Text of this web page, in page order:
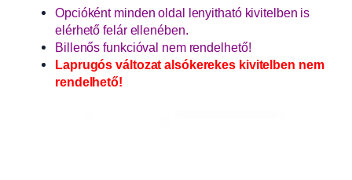
Opcióként minden oldal lenyitható kivitelben is
elérhető felár ellenében.
Billenős funkcióval nem rendelhető!
Laprugós változat alsókerekes kivitelben nem
rendelhető!